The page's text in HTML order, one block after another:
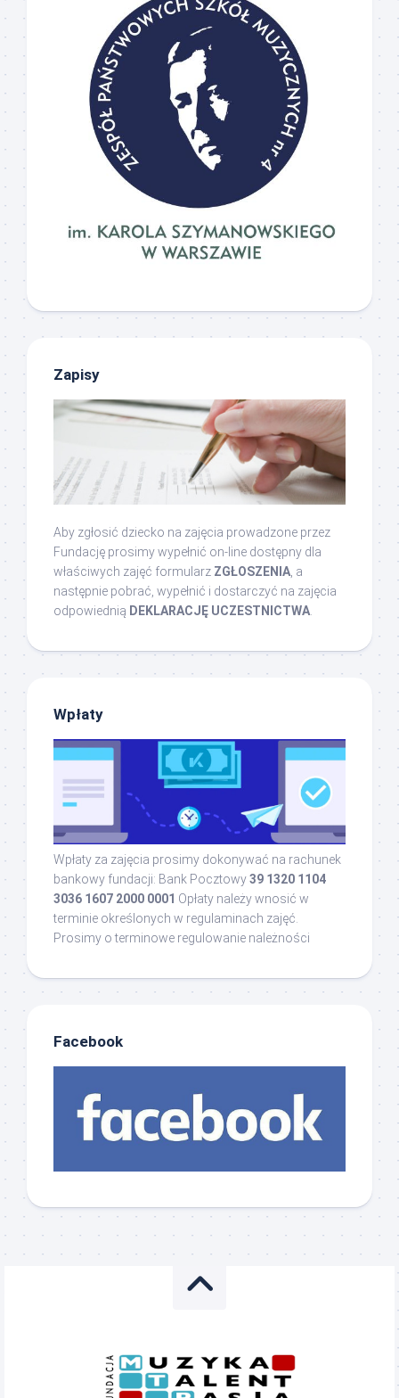
Zapisy
Aby zgłosić dziecko na zajęcia prowadzone przez
Fundację prosimy wypełnić on-line dostępny dla
właściwych zajęć formularz ZGŁOSZENIA , a
następnie pobrać, wypełnić i dostarczyć na zajęcia
odpowiednią DEKLARACJĘ UCZESTNICTWA
Wpłaty
Wpłaty za zajęcia prosimy dokonywać na rachunek
bankowy fundacji: Bank Pocztowy39 1320 1104
3036 1607 2000 0001 Opłaty należy wnosić w
terminie określonych w regulaminach zajęć.
Prosimy o terminowe regulowanie należności
Facebook